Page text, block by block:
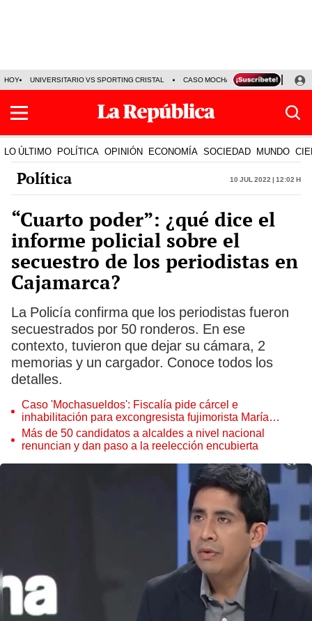
HOY UNIVERSITARIO VS SPORTING CRISTAL CASO MOCHASUELDOS
LO ÚLTIMO POLÍTICA OPINIÓN ECONOMÍA SOCIEDAD MUNDO
Política 10 Jul 2022 | 12:02 h
“Cuarto poder”: ¿qué dice el
informe policial sobre el
secuestro de los periodistas en
Cajamarca?
La Policía confirma que los periodistas fueron
secuestrados por 50 ronderos. En ese
contexto, tuvieron que dejar su cámara, 2
memorias y un cargador. Conoce todos los
detalles.
Caso 'Mochasueldos': Fiscalía pide cárcel e
inhabilitación para excongresista fujimorista María
Cordero Jon Tay
Más de 50 candidatos a alcaldes a nivel nacional
renuncian y dan paso a la reelección encubierta